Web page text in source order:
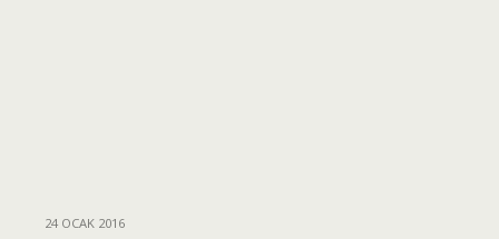
24 OCAK 2016